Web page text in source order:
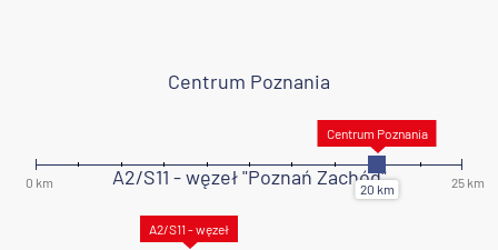
Centrum Poznania
A2/S11 - węzeł "Poznań Zachód"